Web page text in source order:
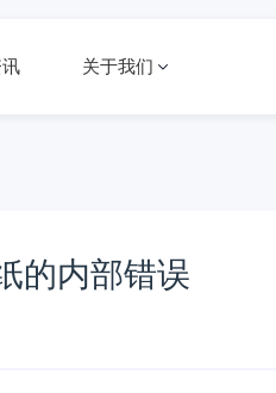
关于我们
的内部错误